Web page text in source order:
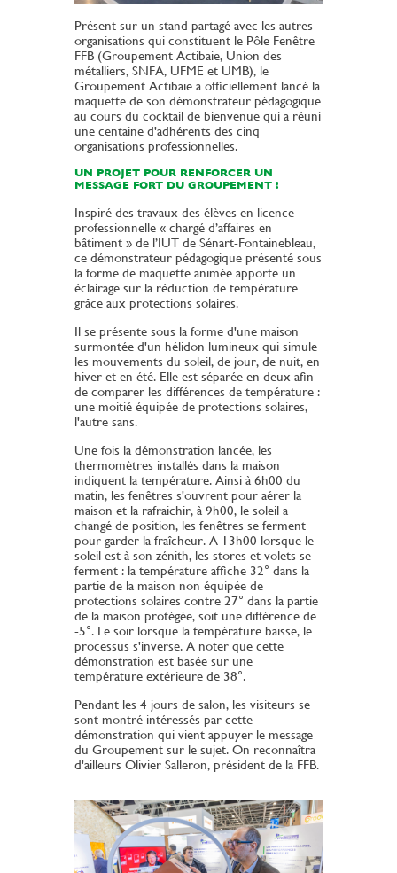
Présent sur un stand partagé avec les autres
organisations qui constituent le Pôle Fenêtre
FFB (Groupement Actibaie, Union des
métalliers, SNFA, UFME et UMB), le
Groupement Actibaie a officiellement lancé la
maquette de son démonstrateur pédagogique
au cours du cocktail de bienvenue qui a réuni
une centaine d'adhérents des cinq
organisations professionnelles.
UN PROJET POUR RENFORCER UN
MESSAGE FORT DU GROUPEMENT !
Inspiré des travaux des élèves en licence
professionnelle « chargé d’affaires en
bâtiment » de l’IUT de Sénart-Fontainebleau,
ce démonstrateur pédagogique présenté sous
la forme de maquette animée apporte un
éclairage sur la réduction de température
grâce aux protections solaires.
Il se présente sous la forme d'une maison
surmontée d'un hélidon lumineux qui simule
les mouvements du soleil, de jour, de nuit, en
hiver et en été. Elle est séparée en deux afin
de comparer les différences de température :
une moitié équipée de protections solaires,
l'autre sans.
Une fois la démonstration lancée, les
thermomètres installés dans la maison
indiquent la température. Ainsi à 6h00 du
matin, les fenêtres s'ouvrent pour aérer la
maison et la rafraichir, à 9h00, le soleil a
changé de position, les fenêtres se ferment
pour garder la fraîcheur. A 13h00 lorsque le
soleil est à son zénith, les stores et volets se
ferment : la température affiche 32° dans la
partie de la maison non équipée de
protections solaires contre 27° dans la partie
de la maison protégée, soit une différence de
-5°. Le soir lorsque la température baisse, le
processus s'inverse. A noter que cette
démonstration est basée sur une
température extérieure de 38°.
Pendant les 4 jours de salon, les visiteurs se
sont montré intéressés par cette
démonstration qui vient appuyer le message
du Groupement sur le sujet. On reconnaîtra
d'ailleurs Olivier Salleron, président de la FFB.